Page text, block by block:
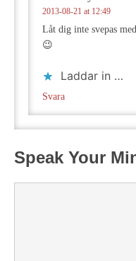
2013-08-21 at 12:49
Låt dig inte svepas
😉
Laddar in …
Svara
Speak Your